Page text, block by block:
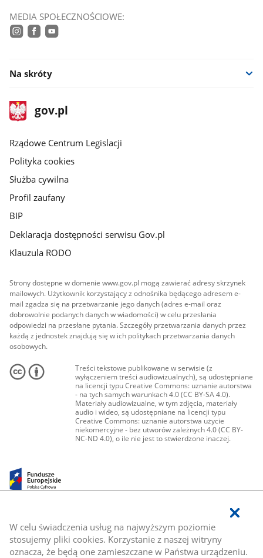
W celu świadczenia usług na najwyższym poziomie
stosujemy pliki cookies. Korzystanie z naszej witryny
oznacza, że będą one zamieszczane w Państwa urządzeniu.
MEDIA SPOŁECZNOŚCIOWE:
Na skróty
stopka
gov.plStrona
gov.pl
Rządowe Centrum Legislacji
Polityka cookies
Służba cywilna
Profil zaufany
BIP
Deklaracja dostępności serwisu Gov.pl
Klauzula RODO
Strony dostępne w domenie www.gov.pl mogą zawierać adresy skrzynek
mailowych. Użytkownik korzystający z odnośnika będącego adresem e-
mail zgadza się na przetwarzanie jego danych (adres e-mail oraz
dobrowolnie podanych danych w wiadomości) w celu przesłania
odpowiedzi na przesłane pytania. Szczegóły przetwarzania danych przez
każdą z jednostek znajdują się w ich politykach przetwarzania danych
osobowych.
Treści tekstowe publikowane w serwisie (z
wyłączeniem treści audiowizualnych), są udostępniane
na licencji typu Creative Commons: uznanie autorstwa
- na tych samych warunkach 4.0 (CC BY-SA 4.0).
Materiały audiowizualne, w tym zdjęcia, materiały
audio i wideo, są udostępniane na licencji typu
Creative Commons: uznanie autorstwa użycie
niekomercyjne - bez utworów zależnych 4.0 (CC BY-
NC-ND 4.0), o ile nie jest to stwierdzone inaczej.